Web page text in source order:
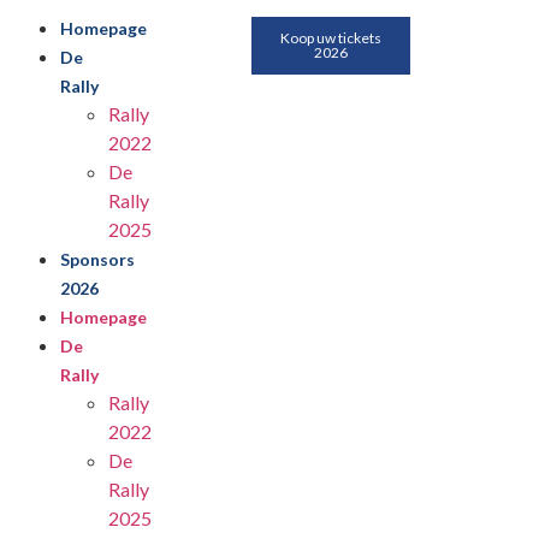
Homepage
De
Rally
Rally
2022
De
Rally
2025
Sponsors
2026
Homepage
De
Rally
Rally
2022
De
Rally
2025
Koop uw tickets
2026